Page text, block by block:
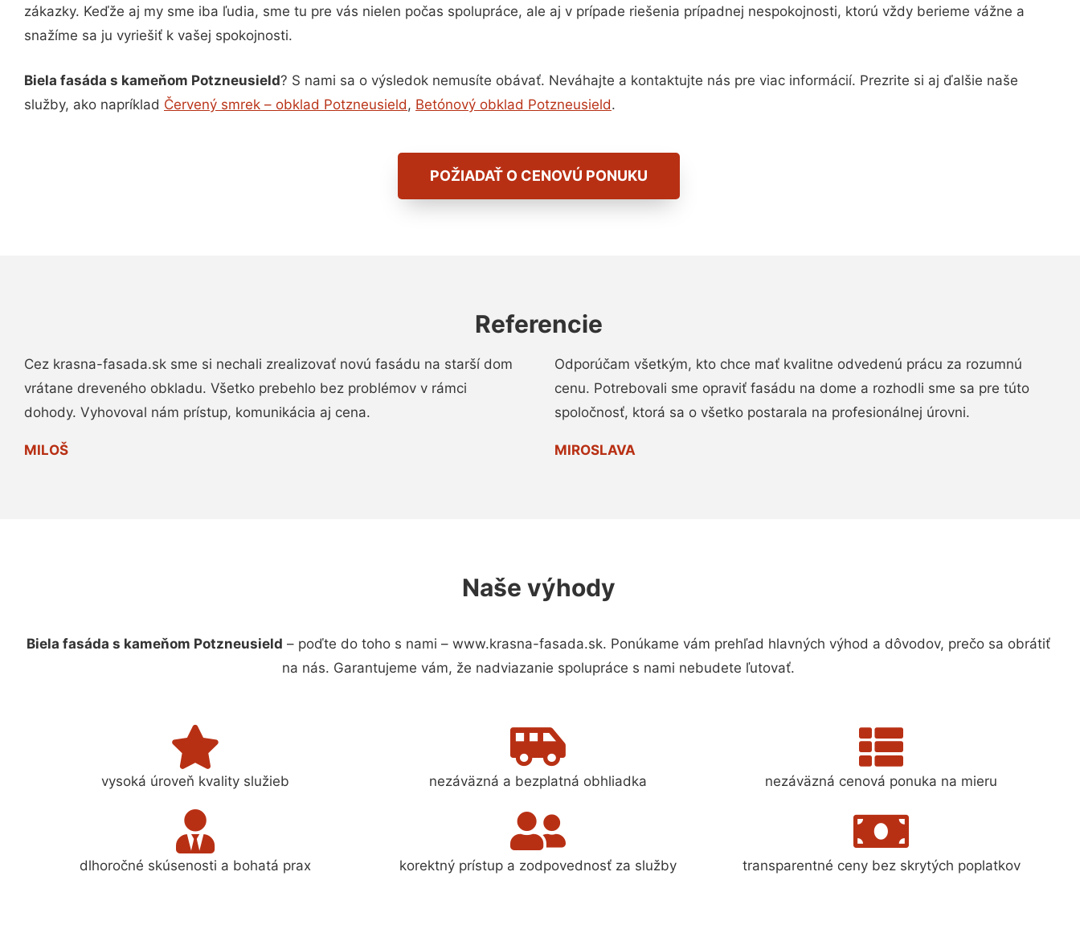
zákazky. Keďže aj my sme iba ľudia, sme tu pre vás nielen počas spolupráce, ale aj v prípade riešenia prípadnej nespokojnosti, ktorú vždy berieme vážne a
snažíme sa ju vyriešiť k vašej spokojnosti.
Biela fasáda s kameňom Potzneusield? S nami sa o výsledok nemusíte obávať. Neváhajte a kontaktujte nás pre viac informácií. Prezrite si aj ďalšie naše
služby, ako napríklad Červený smrek – obklad Potzneusield , Betónový obklad Potzneusield.
POŽIADAŤ O CENOVÚ PONUKU
Referencie
Cez krasna-fasada.sk sme si nechali zrealizovať novú fasádu na starší dom
vrátane dreveného obkladu. Všetko prebehlo bez problémov v rámci
dohody. Vyhovoval nám prístup, komunikácia aj cena.
MILOŠ
Odporúčam všetkým, kto chce mať kvalitne odvedenú prácu za rozumnú
cenu. Potrebovali sme opraviť fasádu na dome a rozhodli sme sa pre túto
spoločnosť, ktorá sa o všetko postarala na profesionálnej úrovni.
MIROSLAVA
Naše výhody
Biela fasáda s kameňom Potzneusield – poďte do toho s nami – www.krasna-fasada.sk. Ponúkame vám prehľad hlavných výhod a dôvodov, prečo sa obrátiť
na nás. Garantujeme vám, že nadviazanie spolupráce s nami nebudete ľutovať.
vysoká úroveň kvality služieb nezáväzná a bezplatná obhliadka nezáväzná cenová ponuka na mieru
dlhoročné skúsenosti a bohatá prax korektný prístup a zodpovednosť za služby transparentné ceny bez skrytých poplatkov